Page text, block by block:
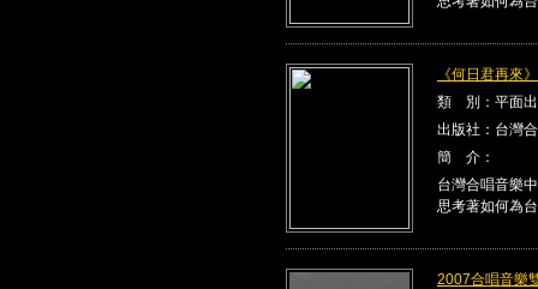
《何日君再來
類 別：平面
出版社：台灣
簡 介：
台灣合唱音樂
思考著如何為
2007合唱音樂